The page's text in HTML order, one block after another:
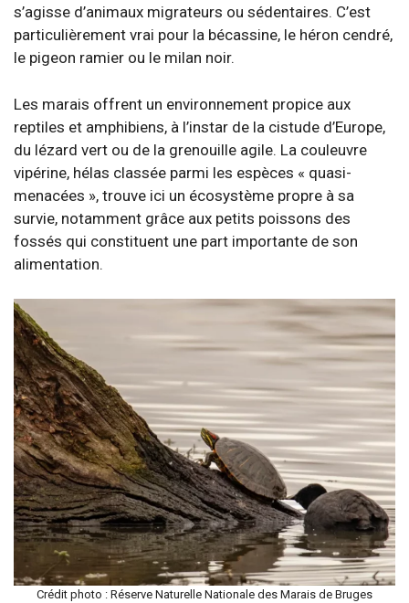
s’agisse d’animaux migrateurs ou sédentaires. C’est
particulièrement vrai pour la bécassine, le héron cendré,
le pigeon ramier ou le milan noir.
Les marais offrent un environnement propice aux
reptiles et amphibiens, à l’instar de la cistude d’Europe,
du lézard vert ou de la grenouille agile. La couleuvre
vipérine, hélas classée parmi les espèces « quasi-
menacées », trouve ici un écosystème propre à sa
survie, notamment grâce aux petits poissons des
fossés qui constituent une part importante de son
alimentation.
Crédit photo : Réserve Naturelle Nationale des Marais de Bruges